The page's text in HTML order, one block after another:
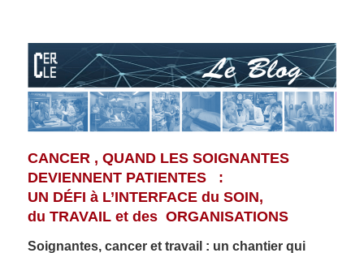
CANCER , QUAND LES SOIGNANTES
DEVIENNENT PATIENTES :
UN DÉFI à L’INTERFACE du SOIN,
du TRAVAIL et des ORGANISATIONS
Soignantes, cancer et travail : un chantier qui